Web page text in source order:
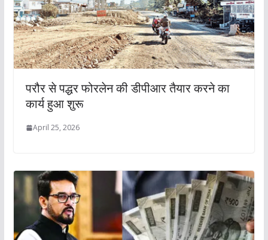
परौर से पद्धर फोरलेन की डीपीआर तैयार करने का
कार्य हुआ शुरू
April 25, 2026